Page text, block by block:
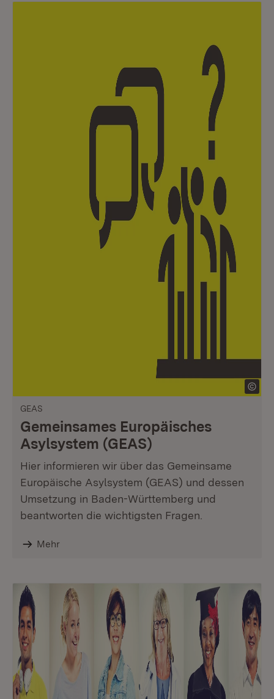
GEAS
Gemeinsames Europäisches
Asylsystem (GEAS)
Hier informieren wir über das Gemeinsame
Europäische Asylsystem (GEAS) und dessen
Umsetzung in Baden-Württemberg und
beantworten die wichtigsten Fragen.
Mehr